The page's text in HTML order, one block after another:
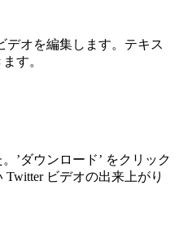
デオを編集します。テキス
す。
’ダウンロード’ をクリック
ビデオの出来上がり